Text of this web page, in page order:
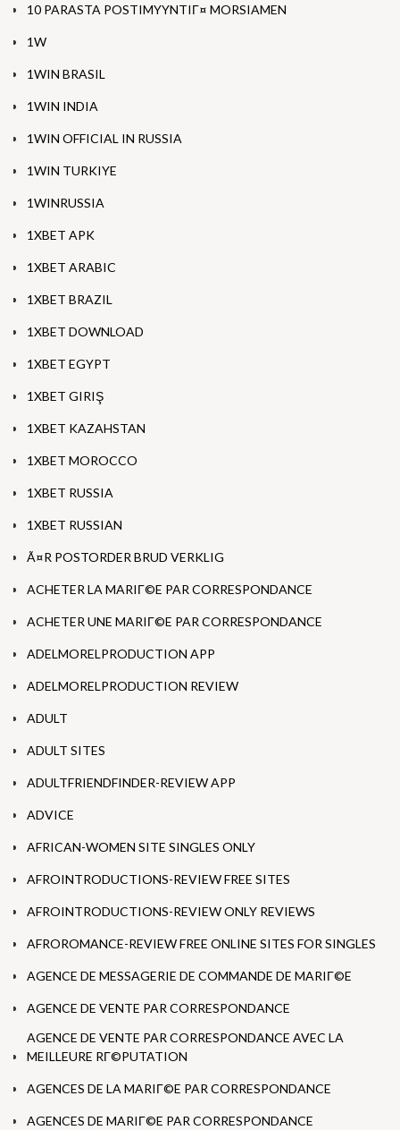
10 PARASTA POSTIMYYNTIГ¤ MORSIAMEN
1W
1WIN BRASIL
1WIN INDIA
1WIN OFFICIAL IN RUSSIA
1WIN TURKIYE
1WINRUSSIA
1XBET APK
1XBET ARABIC
1XBET BRAZIL
1XBET DOWNLOAD
1XBET EGYPT
1XBET GIRIŞ
1XBET KAZAHSTAN
1XBET MOROCCO
1XBET RUSSIA
1XBET RUSSIAN
Ã¤R POSTORDER BRUD VERKLIG
ACHETER LA MARIГ©E PAR CORRESPONDANCE
ACHETER UNE MARIГ©E PAR CORRESPONDANCE
ADELMORELPRODUCTION APP
ADELMORELPRODUCTION REVIEW
ADULT
ADULT SITES
ADULTFRIENDFINDER-REVIEW APP
ADVICE
AFRICAN-WOMEN SITE SINGLES ONLY
AFROINTRODUCTIONS-REVIEW FREE SITES
AFROINTRODUCTIONS-REVIEW ONLY REVIEWS
AFROROMANCE-REVIEW FREE ONLINE SITES FOR SINGLES
AGENCE DE MESSAGERIE DE COMMANDE DE MARIГ©E
AGENCE DE VENTE PAR CORRESPONDANCE
AGENCE DE VENTE PAR CORRESPONDANCE AVEC LA
MEILLEURE RГ©PUTATION
AGENCES DE LA MARIГ©E PAR CORRESPONDANCE
AGENCES DE MARIГ©E PAR CORRESPONDANCE